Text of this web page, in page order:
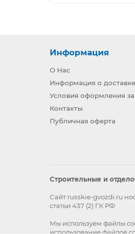
Информация
О Нас
Информация о доставке
Условия оформления
Контакты
Публичная оферта
Строительные и
Сайт russkie-gvozdi.ru
статьи 437 (2) ГК РФ
Мы используем файлы
использование файлов